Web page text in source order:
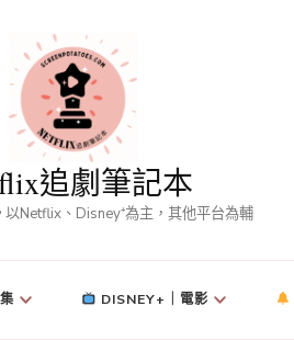
追劇筆記本
以Netflix、Disney⁺為主，其他平台為輔
DISNEY+｜電影